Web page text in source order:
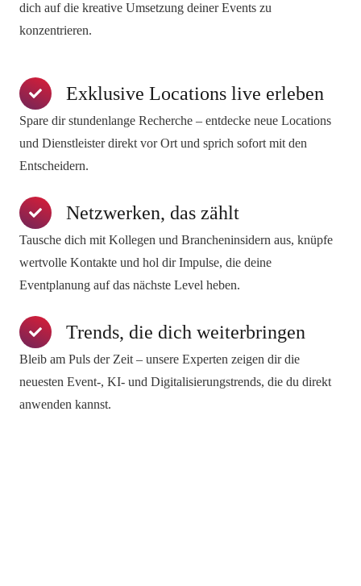
dich auf die kreative Umsetzung deiner Events zu
konzentrieren.
Exklusive Locations live erleben
Spare dir stundenlange Recherche – entdecke neue Locations
und Dienstleister direkt vor Ort und sprich sofort mit den
Entscheidern.
Netzwerken, das zählt
Tausche dich mit Kollegen und Brancheninsidern aus, knüpfe
wertvolle Kontakte und hol dir Impulse, die deine
Eventplanung auf das nächste Level heben.
Trends, die dich weiterbringen
Bleib am Puls der Zeit – unsere Experten zeigen dir die
neuesten Event-, KI- und Digitalisierungstrends, die du direkt
anwenden kannst.